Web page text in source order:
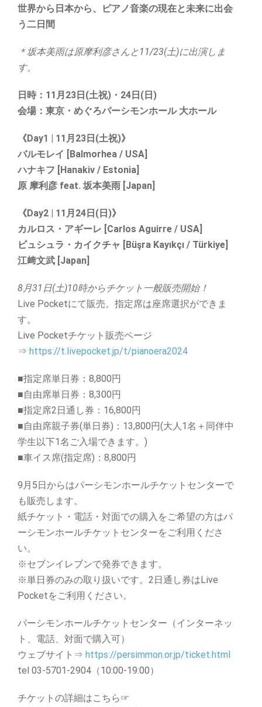
世界から日本から、ピアノ音楽の現在と未来に出会
う二日間
＊坂本美雨は原摩利彦さんと11/23(土)に出演しま
す。
日時：11月23日(土祝)・24日(日)
会場：東京・めぐろパーシモンホール 大ホール
《Day1 | 11月23日(土祝)》
バルモレイ [Balmorhea / USA]
ハナキフ [Hanakiv / Estonia]
原 摩利彦 feat. 坂本美雨 [Japan]
《Day2 | 11月24日(日)》
カルロス・アギーレ [Carlos Aguirre / USA]
ビュシュラ・カイクチャ [Büşra Kayıkçı / Türkiye]
江﨑文武 [Japan]
8月31日(土)10時からチケット一般販売開始！
Live Pocketにて販売。指定席は座席選択ができま
す。
Live Pocketチケット販売ページ
⇒ https://t.livepocket.jp/t/pianoera2024
■指定席単日券：8,800円
■自由席単日券：8,300円
■指定席2日通し券：16,800円
■自由席親子券(単日券)：13,800円(大人1名＋同伴中
学生以下1名ご入場できます。)
■車イス席(指定席)：8,800円
9月5日からはパーシモンホールチケットセンターで
も販売します。
紙チケット・電話・対面での購入をご希望の方はパ
ーシモンホールチケットセンターをご利用くださ
い。
※セブンイレブンで発券できます。
※単日券のみの取り扱いです。2日通し券はLive
Pocketをご利用ください。
パーシモンホールチケットセンター（インターネッ
ト、電話、対面で購入可）
ウェブサイト⇒ https://persimmon.or.jp/ticket.html
tel 03-5701-2904（10:00-19:00）
チケットの詳細はこちら☞